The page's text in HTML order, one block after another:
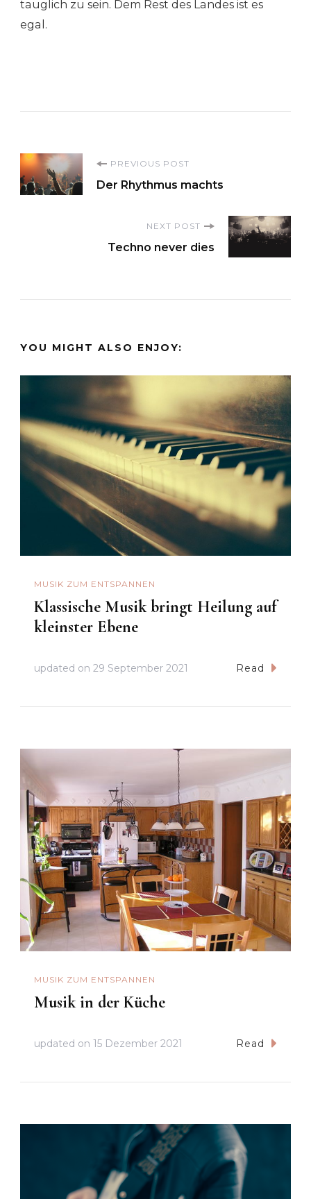
tauglich zu sein. Dem Rest des Landes ist es
egal.
Post
Navigation
PREVIOUS POST
Der Rhythmus machts
NEXT POST
Techno never dies
YOU MIGHT ALSO ENJOY:
MUSIK ZUM ENTSPANNEN
Klassische Musik bringt Heilung auf
kleinster Ebene
updated on 29 September 2021 Read
MUSIK ZUM ENTSPANNEN
Musik in der Küche
updated on 15 Dezember 2021 Read